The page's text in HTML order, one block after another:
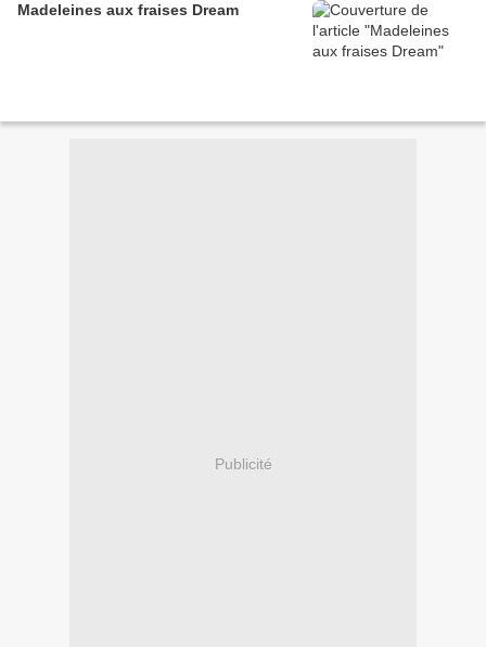
Madeleines aux fraises Dream
Publicité